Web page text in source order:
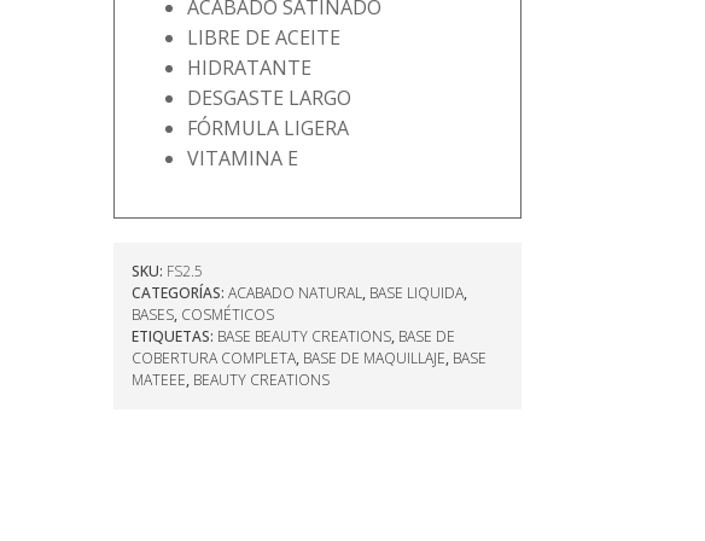
ACABADO SATINADO
LIBRE DE ACEITE
HIDRATANTE
DESGASTE LARGO
FÓRMULA LIGERA
VITAMINA E
SKU: FS2.5
CATEGORÍAS: ACABADO NATURAL, BASE LIQUIDA,
BASES, COSMÉTICOS
ETIQUETAS: BASE BEAUTY CREATIONS, BASE DE
COBERTURA COMPLETA, BASE DE MAQUILLAJE, BASE
MATEEE, BEAUTY CREATIONS